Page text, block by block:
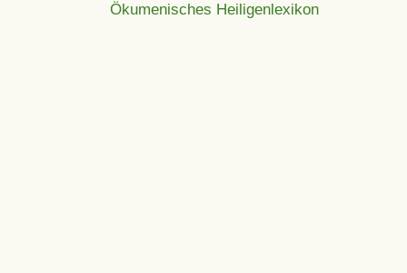
Ökumenisches Heiligenlexikon